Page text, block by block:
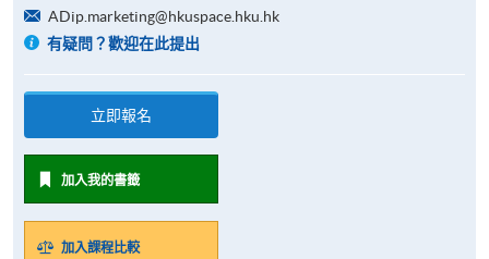
ADip.marketing@hkuspace.hku.hk
有疑問？歡迎在此提出
立即報名
加入我的書籤
加入課程比較